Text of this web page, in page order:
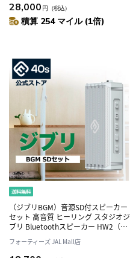
28,000 円 （税込）
積算 254 マイル (1倍)
（ジブリBGM）音源SD付スピーカー
セット 高音質 ヒーリング スタジオジ
ブリ Bluetoothスピーカー HW2（シ
フォーティーズ JAL Mall店